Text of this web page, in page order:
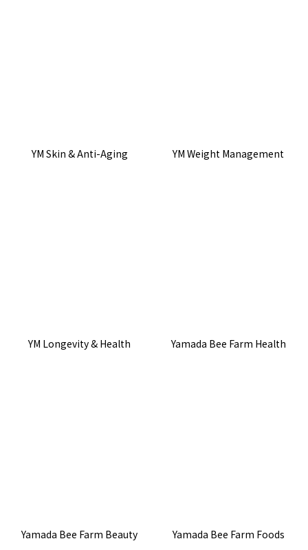
YM Skin & Anti-Aging YM Weight Management
YM Longevity & Health Yamada Bee Farm Health
Yamada Bee Farm Beauty Yamada Bee Farm Foods